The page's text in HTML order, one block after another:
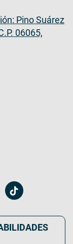
Pino Suárez
06065,